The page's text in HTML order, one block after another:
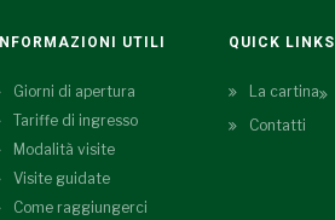
INFORMAZIONI UTILI
Giorni di apertura
Tariffe di ingresso
Modalità visite
Visite guidate
Come raggiungerci
QUICK LINKS
La cartina
Contatti